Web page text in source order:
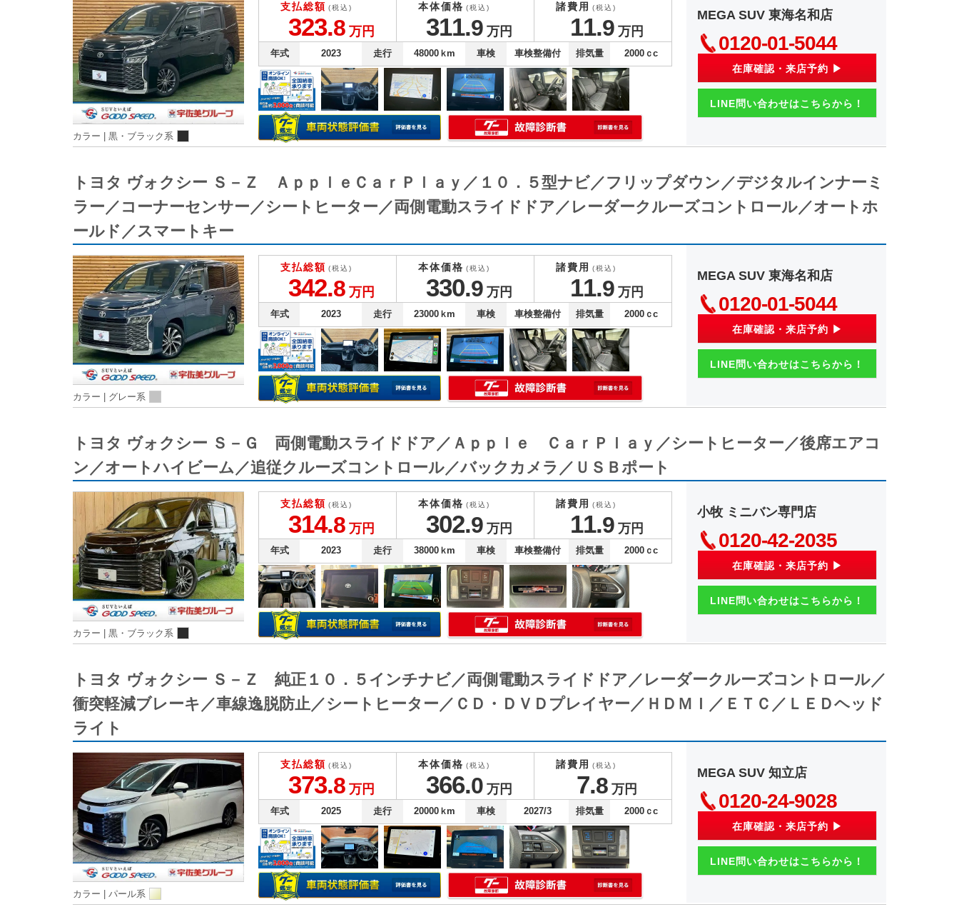
カラー | 黒・ブラック系
支払総額 (税込)
323.8 万円
本体価格 (税込)
311.9 万円
諸費用 (税込)
11.9 万円
年式 2023 走行 48000ｋm 車検 車検整備付 排気量 2000 ｃc
MEGA SUV 東海名和店
0120-01-5044
在庫確認・来店予約 ▶
LINE問い合わせはこちらから！
トヨタ ヴォクシー Ｓ－Ｚ ＡｐｐｌｅＣａｒＰｌａｙ／１０．５型ナビ／フリップダウン／デジタルインナーミ
ラー／コーナーセンサー／シートヒーター／両側電動スライドドア／レーダークルーズコントロール／オートホ
ールド／スマートキー
カラー | グレー系
支払総額 (税込)
342.8 万円
本体価格 (税込)
330.9 万円
諸費用 (税込)
11.9 万円
年式 2023 走行 23000ｋm 車検 車検整備付 排気量 2000 ｃc
MEGA SUV 東海名和店
0120-01-5044
在庫確認・来店予約 ▶
LINE問い合わせはこちらから！
トヨタ ヴォクシー Ｓ－Ｇ 両側電動スライドドア／Ａｐｐｌｅ ＣａｒＰｌａｙ／シートヒーター／後席エアコ
ン／オートハイビーム／追従クルーズコントロール／バックカメラ／ＵＳＢポート
カラー | 黒・ブラック系
支払総額 (税込)
314.8 万円
本体価格 (税込)
302.9 万円
諸費用 (税込)
11.9 万円
年式 2023 走行 38000ｋm 車検 車検整備付 排気量 2000 ｃc
小牧 ミニバン専門店
0120-42-2035
在庫確認・来店予約 ▶
LINE問い合わせはこちらから！
トヨタ ヴォクシー Ｓ－Ｚ 純正１０．５インチナビ／両側電動スライドドア／レーダークルーズコントロール／
衝突軽減ブレーキ／車線逸脱防止／シートヒーター／ＣＤ・ＤＶＤプレイヤー／ＨＤＭＩ／ＥＴＣ／ＬＥＤヘッド
ライト
カラー | パール系
支払総額 (税込)
373.8 万円
本体価格 (税込)
366.0 万円
諸費用 (税込)
7.8 万円
年式 2025 走行 20000ｋm 車検 2027/3 排気量 2000 ｃc
MEGA SUV 知立店
0120-24-9028
在庫確認・来店予約 ▶
LINE問い合わせはこちらから！